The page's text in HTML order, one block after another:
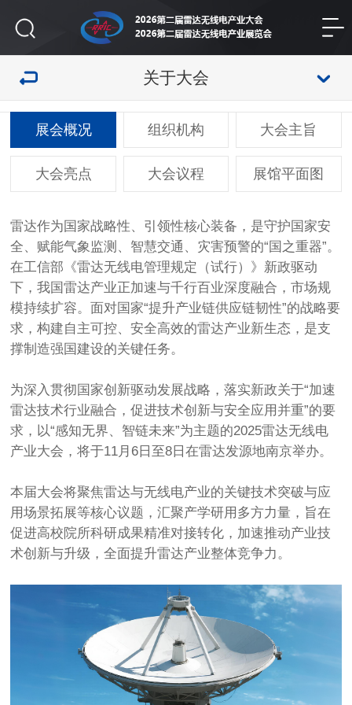
关于大会
展会概况 组织机构 大会主旨
大会亮点 大会议程 展馆平面图
雷达作为国家战略性、引领性核心装备，是守护国家安
全、赋能气象监测、智慧交通、灾害预警的“国之重器”。
在工信部《雷达无线电管理规定（试行）》新政驱动
下，我国雷达产业正加速与千行百业深度融合，市场规
模持续扩容。面对国家“提升产业链供应链韧性”的战略要
求，构建自主可控、安全高效的雷达产业新生态，是支
撑制造强国建设的关键任务。
为深入贯彻国家创新驱动发展战略，落实新政关于“加速
雷达技术行业融合，促进技术创新与安全应用并重”的要
求，以“感知无界、智链未来”为主题的2025雷达无线电
产业大会，将于11月6日至8日在雷达发源地南京举办。
本届大会将聚焦雷达与无线电产业的关键技术突破与应
用场景拓展等核心议题，汇聚产学研用多方力量，旨在
促进高校院所科研成果精准对接转化，加速推动产业技
术创新与升级，全面提升雷达产业整体竞争力。